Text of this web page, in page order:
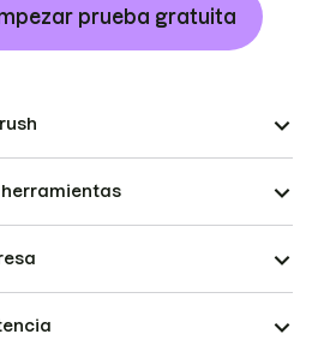
prueba gratuita
herramientas